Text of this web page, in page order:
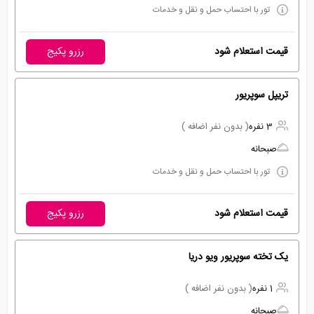
تور با احتساب حمل و نقل و خدمات
قیمت استعلام شود رزرو پکیج
تریپل سوپریور
3 نفره
( بدون نفر اضافه )
صبحانه
تور با احتساب حمل و نقل و خدمات
قیمت استعلام شود رزرو پکیج
یک تخته سوپریور ویو دریا
1 نفره
( بدون نفر اضافه )